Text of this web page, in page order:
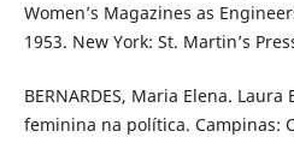
Women’s Magazines as
1953. New York: St. Martin’s
BERNARDES, Maria Elena.
feminina na política. Campinas: